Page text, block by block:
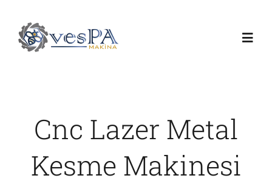
content
Ürünlerimiz
Servis
Cnc Lazer Metal
Kesme Makinesi